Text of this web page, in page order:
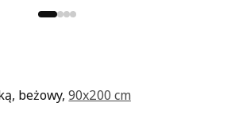
beżowy,90x200 cm